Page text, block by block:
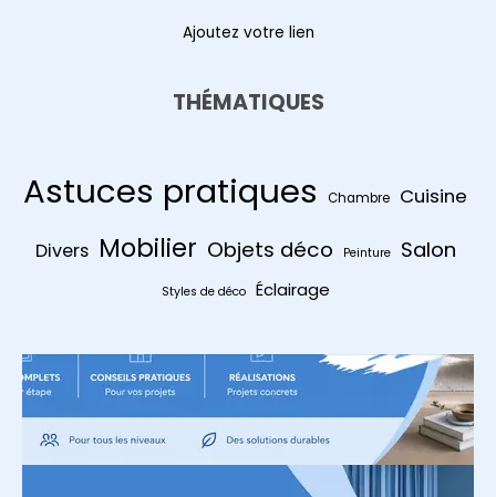
Ajoutez votre lien
THÉMATIQUES
Astuces pratiques Chambre Cuisine
Divers Mobilier Objets déco Peinture Salon
Styles de déco Éclairage